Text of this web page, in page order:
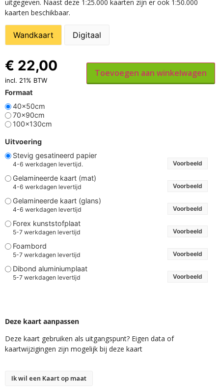
uitgegeven. Naast deze 1:25.000 kaarten zijn er ook 1:50.000
kaarten beschikbaar.
Wandkaart Digitaal
Formaat
40x50cm
70x90cm
100x130cm
Uitvoering
Stevig gesatineerd papier
4-6 werkdagen levertijd. Voorbeeld
Gelamineerde kaart (mat)
4-6 werkdagen levertijd Voorbeeld
Gelamineerde kaart (glans)
4-6 werkdagen levertijd Voorbeeld
Forex kunststofplaat
5-7 werkdagen levertijd Voorbeeld
Foambord
5-7 werkdagen levertijd Voorbeeld
Dibond aluminiumplaat
5-7 werkdagen levertijd Voorbeeld
€ 22,00
incl. 21% BTW
Toevoegen aan winkelwagen
Deze kaart aanpassen
Deze kaart gebruiken als uitgangspunt? Eigen data of
kaartwijzigingen zijn mogelijk bij deze kaart
Ik wil een Kaart op maat